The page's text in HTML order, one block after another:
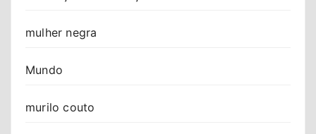
mulher negra
Mundo
murilo couto